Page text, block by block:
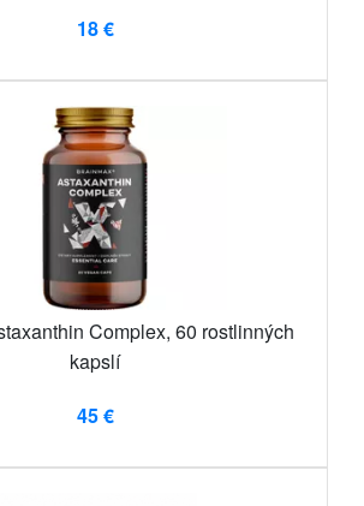
18 €
Complex, 60 rostlinných
kapslí
45 €